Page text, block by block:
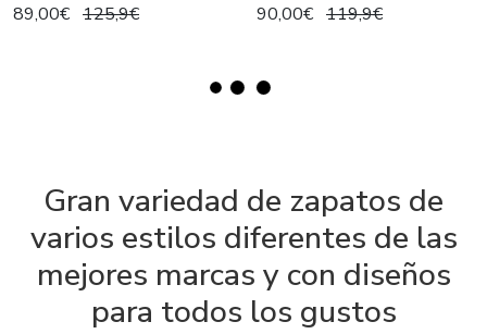
89,00€ 125,9€ 90,00€ 119,9€
Gran variedad de zapatos de
varios estilos diferentes de las
mejores marcas y con diseños
para todos los gustos